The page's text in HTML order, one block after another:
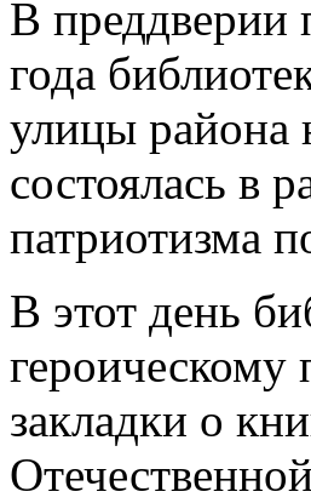
В преддверии
года
улицы района
состоялась в
патриотизма
В этот день
героическому
закладки о